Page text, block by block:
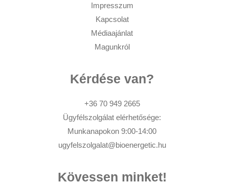
Impresszum
Kapcsolat
Médiaajánlat
Magunkról
Kérdése van?
+36 70 949 2665
Ügyfélszolgálat elérhetősége:
Munkanapokon 9:00-14:00
ugyfelszolgalat@bioenergetic.hu
Kövessen minket!